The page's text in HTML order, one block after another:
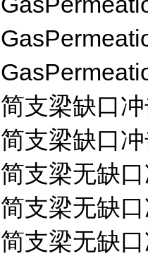
简支梁缺口
简支梁缺口
简支梁无缺
简支梁无缺
简支梁无缺